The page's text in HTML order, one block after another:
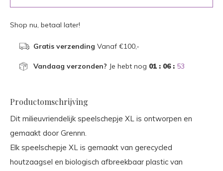
Shop nu, betaal later!
Gratis verzending Vanaf €100,-
Vandaag verzonden? Je hebt nog 01 : 06 : 53
Productomschrijving
Dit milieuvriendelijk speelschepje XL is ontworpen en
gemaakt door Grennn.
Elk speelschepje XL is gemaakt van gerecycled
houtzaagsel en biologisch afbreekbaar plastic van